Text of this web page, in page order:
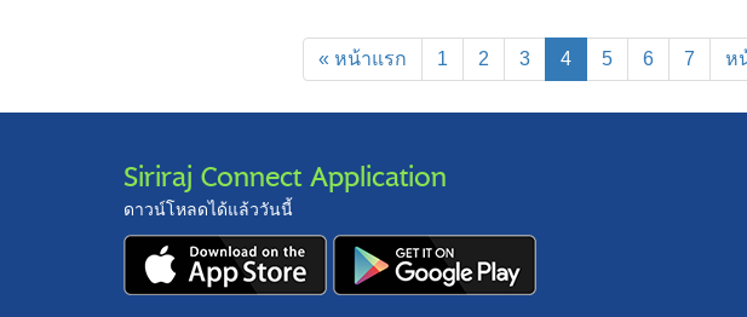
« หน้าแรก 1 2 3 4(current)
5 6 7 ห
Siriraj Connect Application
ดาวน์โหลดได้แล้ววันนี้